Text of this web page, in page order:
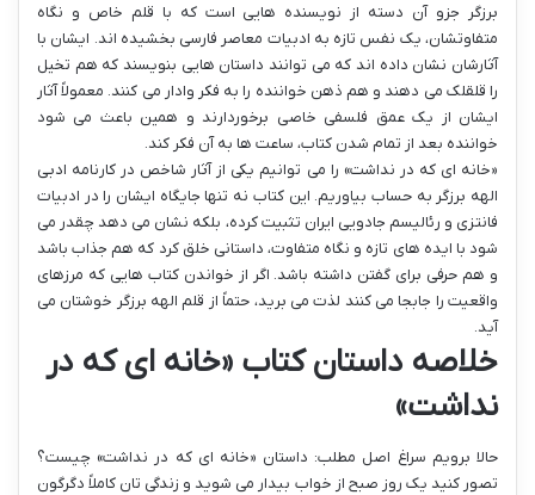
برزگر جزو آن دسته از نویسنده هایی است که با قلم خاص و نگاه
متفاوتشان، یک نفس تازه به ادبیات معاصر فارسی بخشیده اند. ایشان با
آثارشان نشان داده اند که می توانند داستان هایی بنویسند که هم تخیل
را قلقلک می دهند و هم ذهن خواننده را به فکر وادار می کنند. معمولاً آثار
ایشان از یک عمق فلسفی خاصی برخوردارند و همین باعث می شود
خواننده بعد از تمام شدن کتاب، ساعت ها به آن فکر کند.
«خانه ای که در نداشت» را می توانیم یکی از آثار شاخص در کارنامه ادبی
الهه برزگر به حساب بیاوریم. این کتاب نه تنها جایگاه ایشان را در ادبیات
فانتزی و رئالیسم جادویی ایران تثبیت کرده، بلکه نشان می دهد چقدر می
شود با ایده های تازه و نگاه متفاوت، داستانی خلق کرد که هم جذاب باشد
و هم حرفی برای گفتن داشته باشد. اگر از خواندن کتاب هایی که مرزهای
واقعیت را جابجا می کنند لذت می برید، حتماً از قلم الهه برزگر خوشتان می
آید.
خلاصه داستان کتاب «خانه ای که در
نداشت»
حالا برویم سراغ اصل مطلب: داستان «خانه ای که در نداشت» چیست؟
تصور کنید یک روز صبح از خواب بیدار می شوید و زندگی تان کاملاً دگرگون